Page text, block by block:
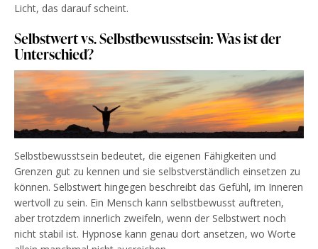
Licht, das darauf scheint.
Selbstwert vs. Selbstbewusstsein: Was ist der
Unterschied?
Selbstbewusstsein bedeutet, die eigenen Fähigkeiten und
Grenzen gut zu kennen und sie selbstverständlich einsetzen zu
können. Selbstwert hingegen beschreibt das Gefühl, im Inneren
wertvoll zu sein. Ein Mensch kann selbstbewusst auftreten,
aber trotzdem innerlich zweifeln, wenn der Selbstwert noch
nicht stabil ist. Hypnose kann genau dort ansetzen, wo Worte